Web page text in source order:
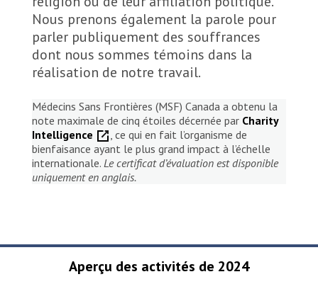
Nous prenons également la parole pour
parler publiquement des souffrances
dont nous sommes témoins dans la
réalisation de notre travail.
Médecins Sans Frontières (MSF) Canada a obtenu la
note maximale de cinq étoiles décernée par Charity
Intelligence
, ce qui en fait l’organisme de
bienfaisance ayant le plus grand impact à l’échelle
internationale. Le certificat d’évaluation est disponible
uniquement en anglais.
Aperçu des activités de 2024